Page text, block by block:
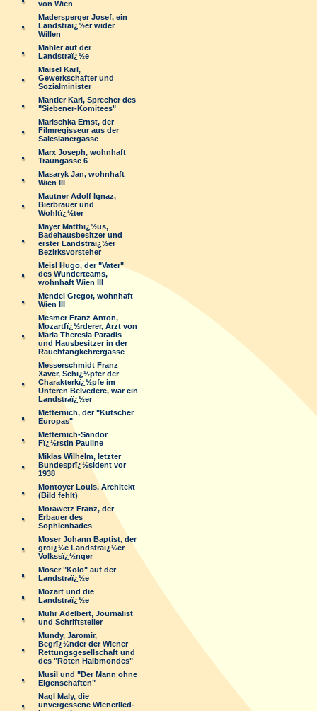
von Wien
Madersperger Josef, ein
Landstraï¿½er wider
Willen
Mahler auf der
Landstraï¿½e
Maisel Karl,
Gewerkschafter und
Sozialminister
Mantler Karl, Sprecher des
"Siebener-Komitees"
Marischka Ernst, der
Filmregisseur aus der
Salesianergasse
Marx Joseph, wohnhaft
Traungasse 6
Masaryk Jan, wohnhaft
Wien III
Mautner Adolf Ignaz,
Bierbrauer und
Wohltï¿½ter
Mayer Matthï¿½us,
Badehausbesitzer und
erster Landstraï¿½er
Bezirksvorsteher
Meisl Hugo, der "Vater"
des Wunderteams,
wohnhaft Wien III
Mendel Gregor, wohnhaft
Wien III
Mesmer Franz Anton,
Mozartfï¿½rderer, Arzt von
Maria Theresia Paradis
und Hausbesitzer in der
Rauchfangkehrergasse
Messerschmidt Franz
Xaver, Schï¿½pfer der
Charakterkï¿½pfe im
Unteren Belvedere, war ein
Landstraï¿½er
Metternich, der "Kutscher
Europas"
Metternich-Sandor
Fï¿½rstin Pauline
Miklas Wilhelm, letzter
Bundesprï¿½sident vor
1938
Montoyer Louis, Architekt
(Bild fehlt)
Morawetz Franz, der
Erbauer des
Sophienbades
Moser Johann Baptist, der
groï¿½e Landstraï¿½er
Volkssï¿½nger
Moser "Kolo" auf der
Landstraï¿½e
Mozart und die
Landstraï¿½e
Muhr Adelbert, Journalist
und Schriftsteller
Mundy, Jaromir,
Begrï¿½nder der Wiener
Rettungsgesellschaft und
des "Roten Halbmondes"
Musil und "Der Mann ohne
Eigenschaften"
Nagl Maly, die
unvergessene Wienerlied-